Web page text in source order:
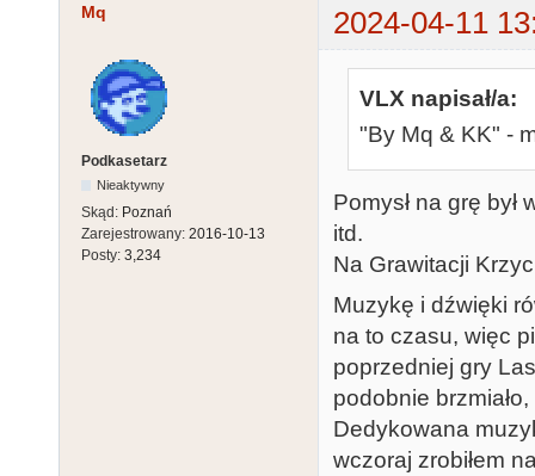
Mq 2024-04-11
Podkasetarz
Nieaktywny
Skąd: Poznań
Zarejestrowany: 2016-10-13
Posty: 3,234
VLX napisał/a:
"By Mq & KK" -
Pomysł na grę
itd.
Na Grawitacji
Muzykę i dźwięki
na to czasu, więc
poprzedniej gry
podobnie
Dedykowana
wczoraj zrobiłem